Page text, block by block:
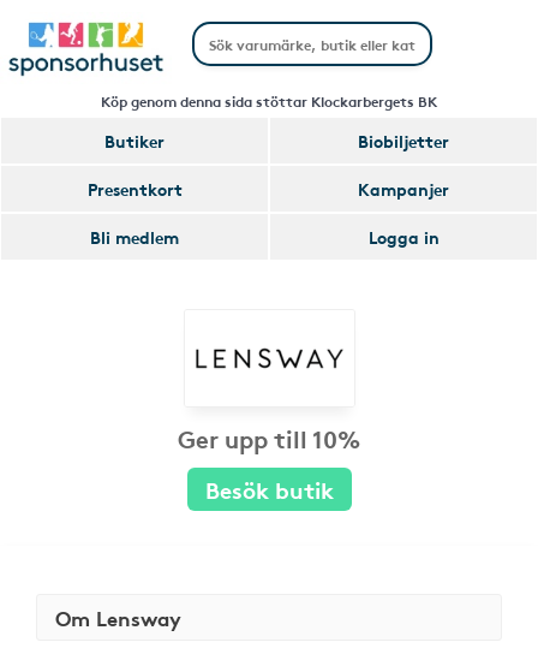
Köp genom denna sida stöttar Klockarbergets BK
Butiker
Biobiljetter
Presentkort
Kampanjer
Bli medlem
Logga in
Ger upp till 10%
Besök butik
Om Lensway